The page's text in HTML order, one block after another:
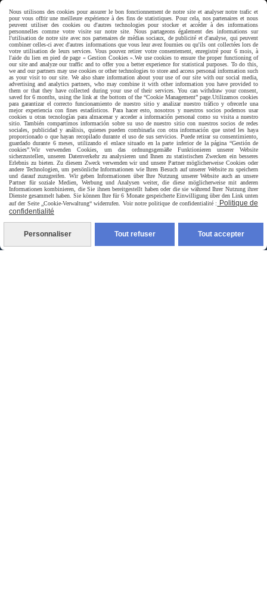
Paiement sécurisé
Livraison rapide
Nous utilisons des cookies pour assurer le bon fonctionnement de notre site et analyser notre trafic et
pour vous offrir une meilleure expérience à des fins de statistiques. Pour cela, nos partenaires et nous
peuvent utiliser des cookies ou d'autres technologies pour stocker et accéder à des informations
personnelles comme votre visite sur notre site. Nous partageons également des informations sur
l'utilisation de notre site avec nos partenaires de médias sociaux, de publicité et d'analyse, qui peuvent
combiner celles-ci avec d'autres informations que vous leur avez fournies ou qu'ils ont collectées lors de
votre utilisation de leurs services. Vous pouvez retirer votre consentement, enregistré pour 6 mois, à
l'aide du lien en pied de page « Gestion Cookies ». We use cookies to ensure the proper functioning of
our site and analyze our traffic and to offer you a better experience for statistical purposes. To do this,
we and our partners may use cookies or other technologies to store and access personal information such
as your visit to our site. We also share information about your use of our site with our social media,
advertising and analytics partners, who may combine it with other information you have provided to
them or that they have collected during your use of their services. You can withdraw your consent,
saved for 6 months, using the link at the bottom of the “Cookie Management” page. Utilizamos cookies
para garantizar el correcto funcionamiento de nuestro sitio y analizar nuestro tráfico y ofrecerle una
mejor experiencia con fines estadísticos. Para hacer esto, nosotros y nuestros socios podemos usar
cookies u otras tecnologías para almacenar y acceder a información personal como su visita a nuestro
sitio. También compartimos información sobre su uso de nuestro sitio con nuestros socios de redes
sociales, publicidad y análisis, quienes pueden combinarla con otra información que usted les haya
proporcionado o que hayan recopilado durante el uso de sus servicios. Puede retirar su consentimiento,
guardado durante 6 meses, utilizando el enlace situado en la parte inferior de la página “Gestión de
cookies”. Wir verwenden Cookies, um das ordnungsgemäße Funktionieren unserer Website
sicherzustellen, unseren Datenverkehr zu analysieren und Ihnen zu statistischen Zwecken ein besseres
Erlebnis zu bieten. Zu diesem Zweck verwenden wir und unsere Partner möglicherweise Cookies oder
andere Technologien, um persönliche Informationen wie Ihren Besuch auf unserer Website zu speichern
und darauf zuzugreifen. Wir geben Informationen über Ihre Nutzung unserer Website auch an unsere
Partner für soziale Medien, Werbung und Analysen weiter, die diese möglicherweise mit anderen
Informationen kombinieren, die Sie ihnen bereitgestellt haben oder die sie während Ihrer Nutzung ihrer
Dienste gesammelt haben. Sie können Ihre für 6 Monate gespeicherte Einwilligung über den Link unten
auf der Seite „Cookie-Verwaltung“ widerrufen. Voir notre politique de confidentialité :
Politique de
confidentialité
Personnaliser Tout refuser Tout accepter